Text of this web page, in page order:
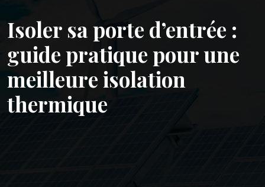
Isoler sa porte d’entrée :
guide pratique pour une
meilleure isolation
thermique